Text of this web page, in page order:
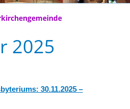
2025
30.11.2025 –